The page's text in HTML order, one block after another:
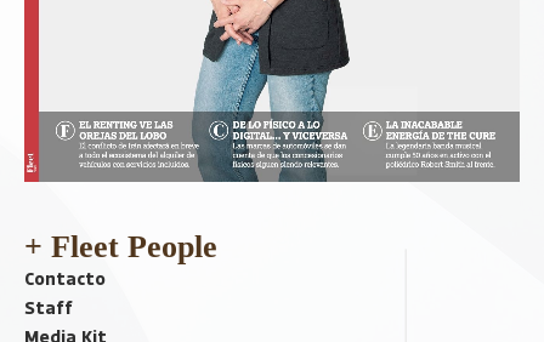
+ Fleet People
Contacto
Staff
Media Kit